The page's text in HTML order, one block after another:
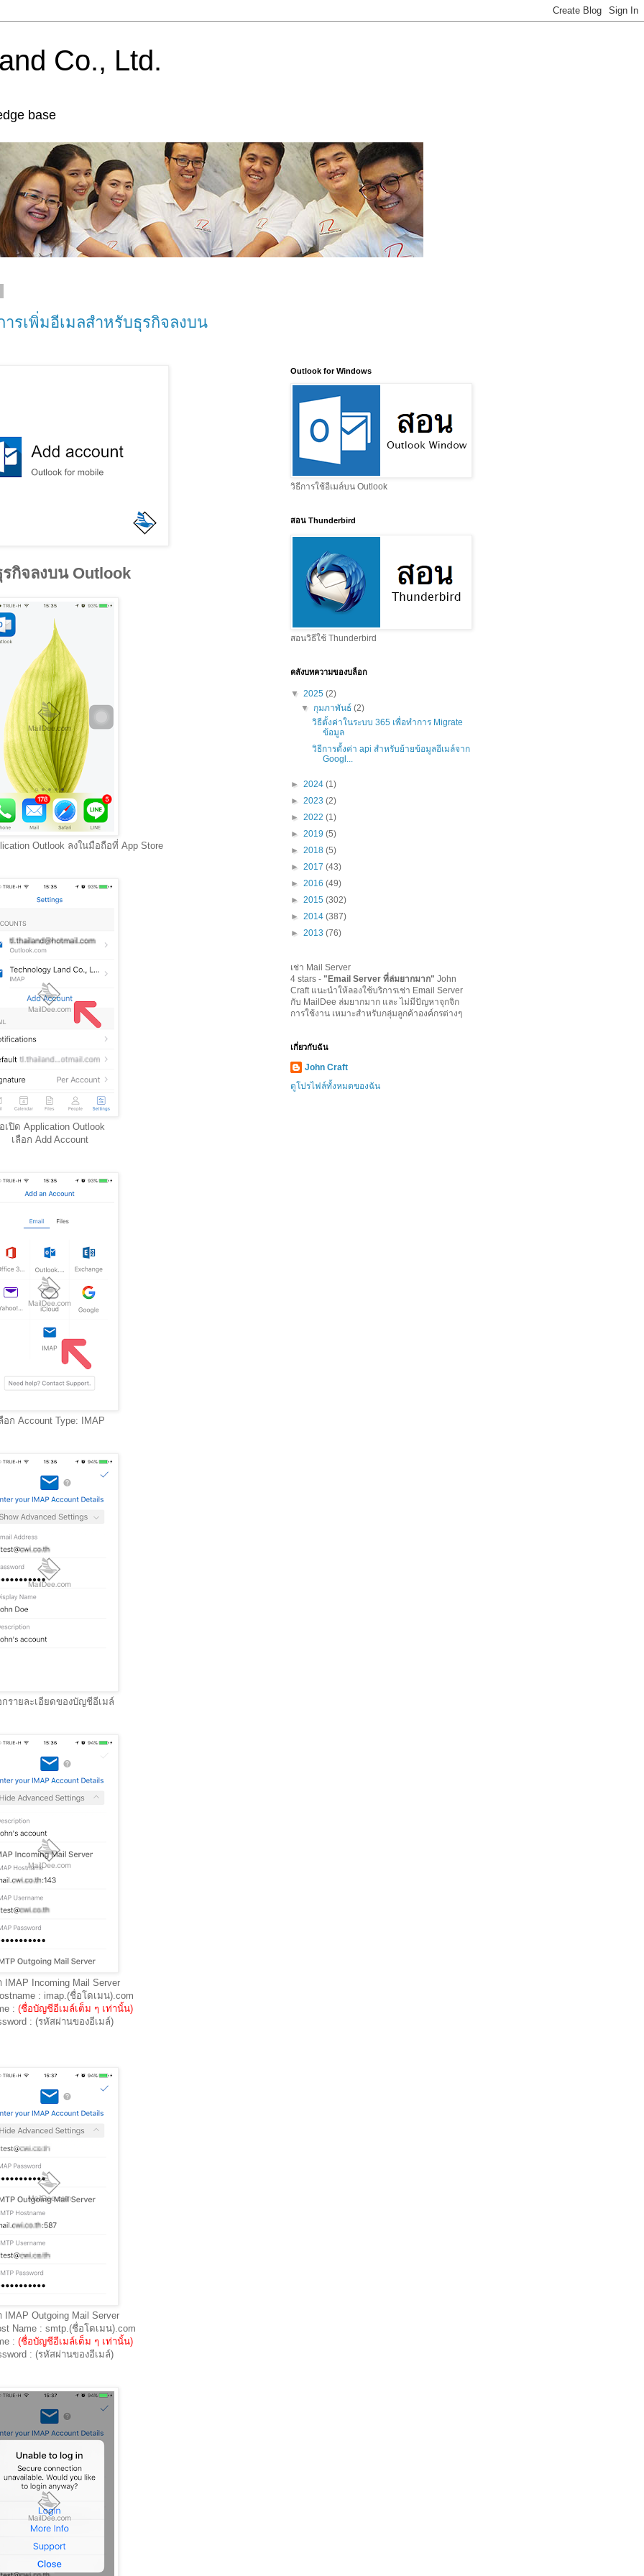
Co., Ltd.
base
ารเพิ่มอีเมลสำหรับธุรกิจลงบน
กิจลงบน Outlook
Outlook ลงในมือถือที่ App Store
เปิด Application Outlook
เลือก Add Account
อก Account Type: IMAP
กรายละเอียดของบัญชีอีเมล์
IMAP Incoming Mail Server
: imap.(ชื่อโดเมน).com
: (ชื่อบัญชีอีเมล์เต็ม ๆ เท่านั้น)
: (รหัสผ่านของอีเมล์)
IMAP Outgoing Mail Server
Name : smtp.(ชื่อโดเมน).com
: (ชื่อบัญชีอีเมล์เต็ม ๆ เท่านั้น)
: (รหัสผ่านของอีเมล์)
Outlook for Windows
วิธีการใช้อีเมล์บน Outlook
สอน Thunderbird
สอนวิธีใช้ Thunderbird
คลังบทความของบล็อก
▼ 2025 (2)
▼ กุมภาพันธ์(2)
วิธีตั้งค่าในระบบ 365 เพื่อทำการ Migrate
ข้อมูล
วิธีการตั้งค่า api สำหรับย้ายข้อมูลอีเมล์จาก
Googl...
► 2024 (1)
► 2023 (2)
► 2022 (1)
► 2019 (5)
► 2018 (5)
► 2017 (43)
► 2016 (49)
► 2015 (302)
► 2014 (387)
► 2013 (76)
เช่า Mail Server
4 stars - " Email Server ที่ล่มยากมาก" John
Craft แนะนำให้ลองใช้บริการเช่า Email Server
กับ MailDee ล่มยากมาก และ ไม่มีปัญหาจุกจิก
การใช้งาน เหมาะสำหรับกลุ่มลูกค้าองค์กรต่างๆ
เกี่ยวกับฉัน
John Craft
ดูโปรไฟล์ทั้งหมดของฉัน